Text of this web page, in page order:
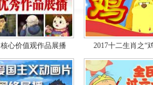
核心价值观作品展播 2017十二生肖之“